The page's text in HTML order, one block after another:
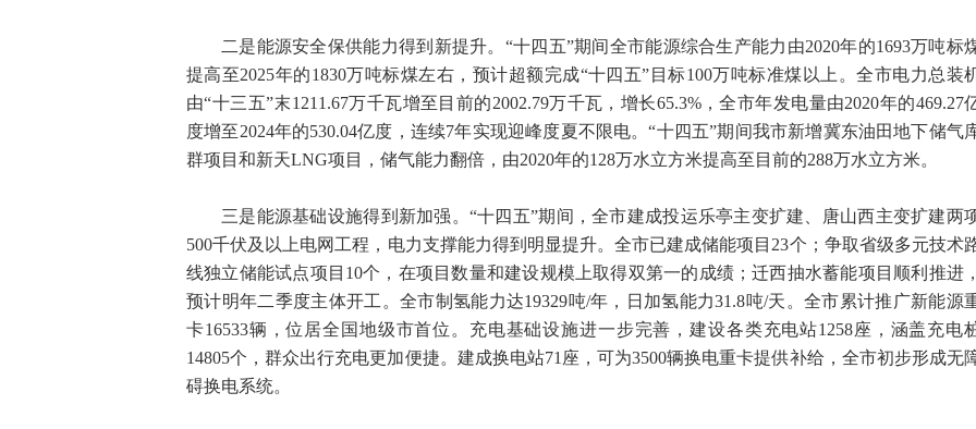
二是能源安全保供能力得到新提升。“十四五”期间全市能源综合生产能力由2020年的1693万吨标
提高至2025年的1830万吨标煤左右，预计超额完成“十四五”目标100万吨标准煤以上。全市电力总装
由“十三五”末1211.67万千瓦增至目前的2002.79万千瓦，增长65.3%，全市年发电量由2020年的469.27
度增至2024年的530.04亿度，连续7年实现迎峰度夏不限电。“十四五”期间我市新增冀东油田地下储气
群项目和新天LNG项目，储气能力翻倍，由2020年的128万水立方米提高至目前的288万水立方米。
三是能源基础设施得到新加强。“十四五”期间，全市建成投运乐亭主变扩建、唐山西主变扩建两
500千伏及以上电网工程，电力支撑能力得到明显提升。全市已建成储能项目23个；争取省级多元技术
线独立储能试点项目10个，在项目数量和建设规模上取得双第一的成绩；迁西抽水蓄能项目顺利推进，
预计明年二季度主体开工。全市制氢能力达19329吨/年，日加氢能力31.8吨/天。全市累计推广新能源
卡16533辆，位居全国地级市首位。充电基础设施进一步完善，建设各类充电站1258座，涵盖充电
14805个，群众出行充电更加便捷。建成换电站71座，可为3500辆换电重卡提供补给，全市初步形成无
碍换电系统。